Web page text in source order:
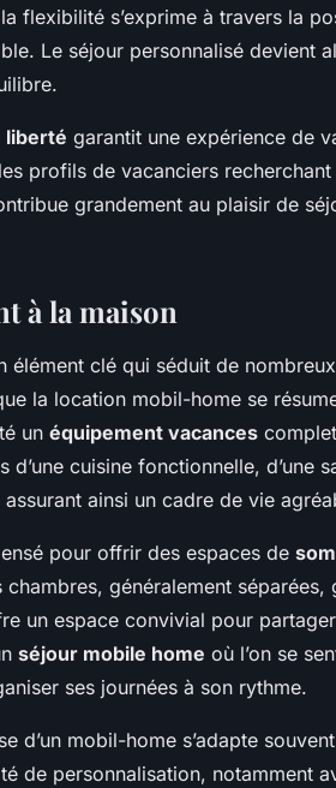
flexibilité s’exprime à travers la
Le séjour personnalisé devient
liberté garantit une expérience de
profils de vacanciers
grandement au plaisir de
à la maison
élément clé qui séduit de
la location mobil-home se
un équipement vacances
cuisine fonctionnelle, d’une
ainsi un cadre de vie
pour offrir des espaces de
généralement séparées,
un espace convivial pour
séjour mobile home où l’on se
ses journées à son rythme.
d’un mobil-home s’adapte
de personnalisation, notamment